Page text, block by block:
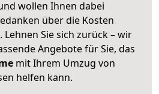
wollen Ihnen dabei
über die Kosten
Lehnen Sie sich zurück – wir
Angebote für Sie, das
mit Ihrem Umzug von
helfen kann.